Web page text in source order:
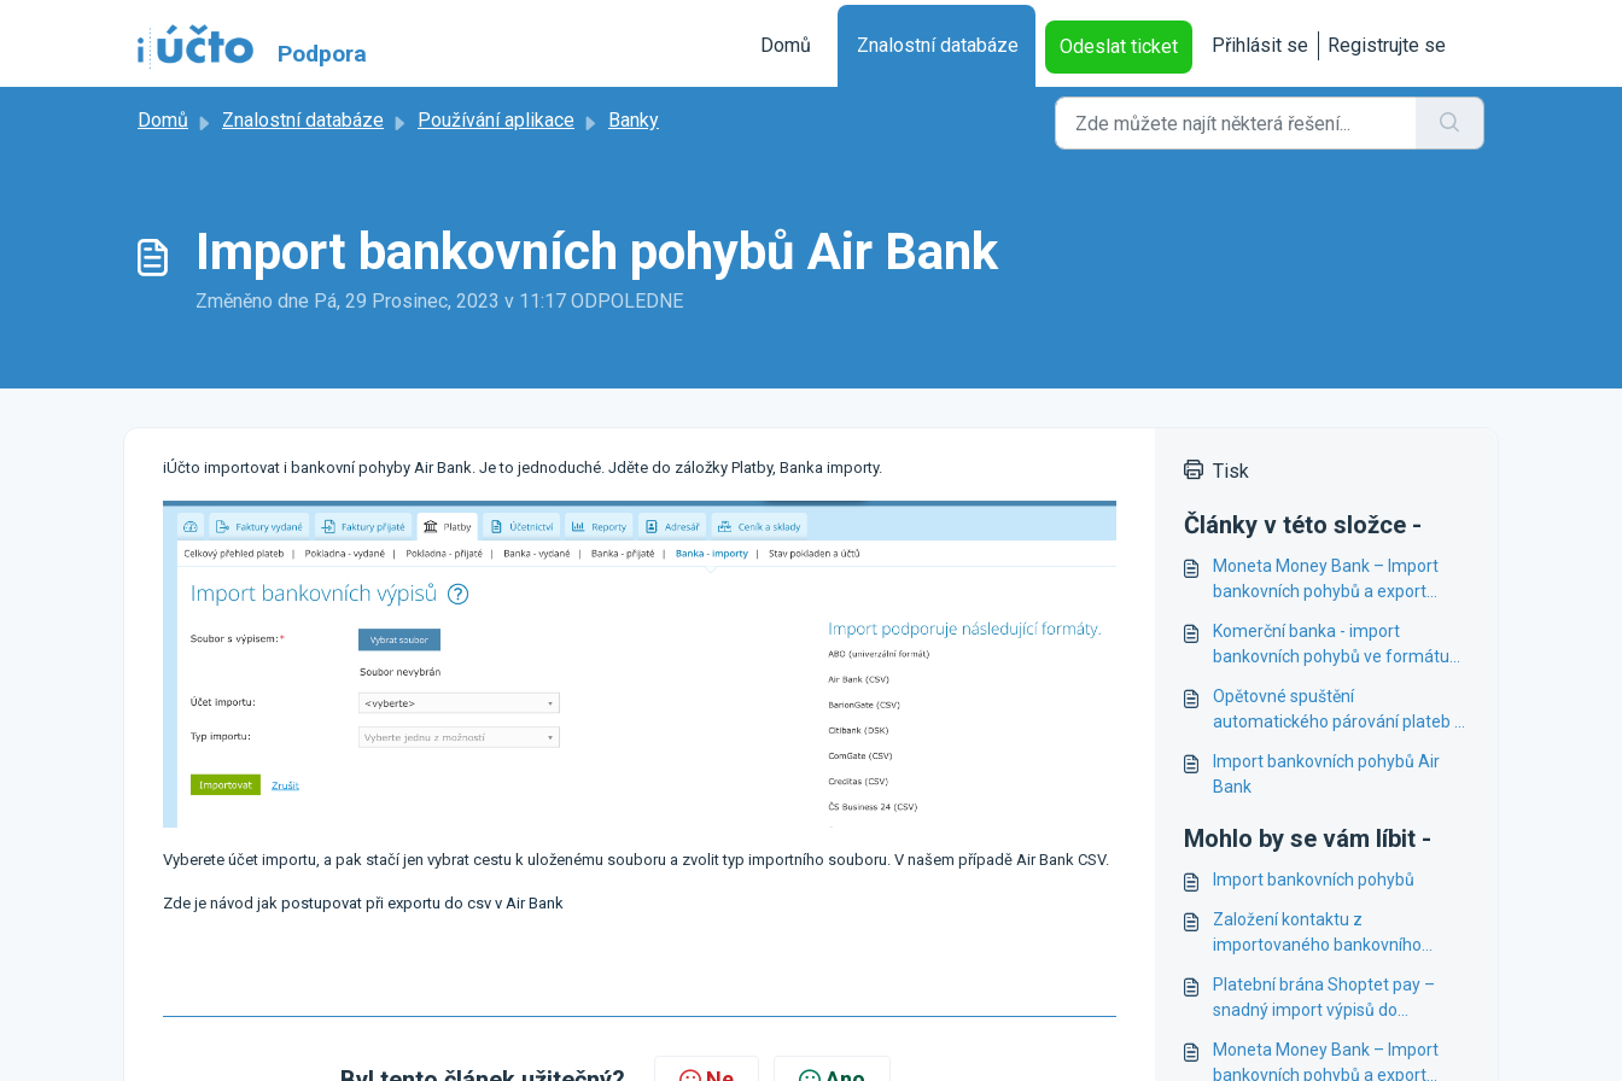
Podpora Domů Znalostní databáze Odeslat ticket Přihlásit se Registrujte se
Domů Znalostní databáze Používání aplikace Banky
Import bankovních pohybů Air Bank
Změněno dne Pá, 29 Prosinec, 2023 v 11:17 ODPOLEDNE
iÚčto importovat i bankovní pohyby Air Bank. Je to jednoduché. Jděte do záložky Platby, Banka importy.
Vyberete účet importu, a pak stačí jen vybrat cestu k uloženému souboru a zvolit typ importního souboru. V našem případě Air Bank CSV.
Zde je návod jak postupovat při exportu do csv v Air Bank
Tisk
Články v této složce -
Moneta Money Bank – Import
bankovních pohybů a export
Komerční banka - import
bankovních pohybů ve formátu
Opětovné spuštění
automatického párování plateb v
Import bankovních pohybů Air
Bank
Mohlo by se vám líbit -
Import bankovních pohybů
Založení kontaktu z
importovaného bankovního
Platební brána Shoptet pay –
snadný import výpisů do
Moneta Money Bank – Import
bankovních pohybů a export